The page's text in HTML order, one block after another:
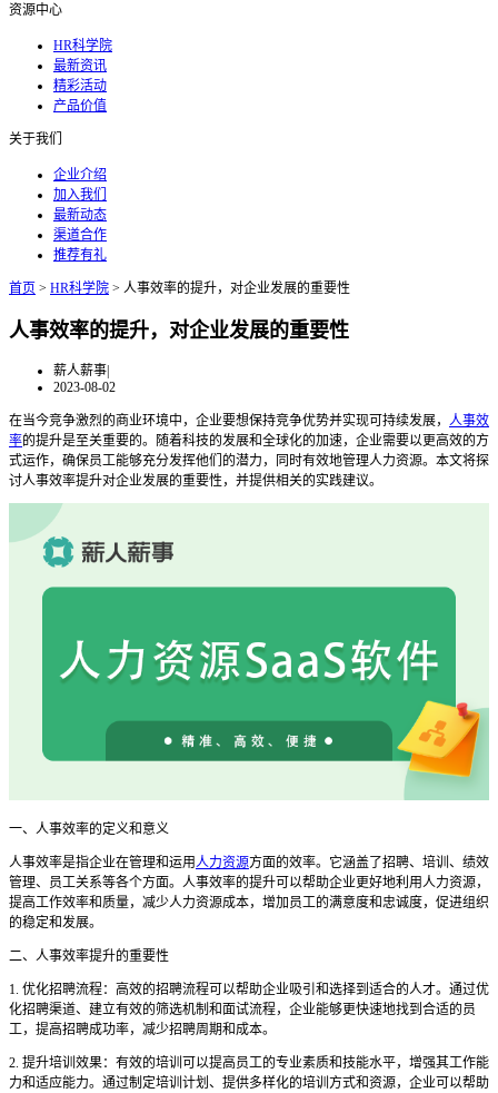
资源中心
HR科学院
最新资讯
精彩活动
产品价值
关于我们
企业介绍
加入我们
最新动态
渠道合作
推荐有礼
首页 > HR科学院 > 人事效率的提升，对企业发展的重要性
人事效率的提升，对企业发展的重要性
薪人薪事|
2023-08-02
在当今竞争激烈的商业环境中，企业要想保持竞争优势并实现可持续发展， 人事效
率的提升是至关重要的。随着科技的发展和全球化的加速，企业需要以更高效的方
式运作，确保员工能够充分发挥他们的潜力，同时有效地管理人力资源。本文将探
讨人事效率提升对企业发展的重要性，并提供相关的实践建议。
一、人事效率的定义和意义
人事效率是指企业在管理和运用人力资源方面的效率。它涵盖了招聘、培训、绩效
管理、员工关系等各个方面。人事效率的提升可以帮助企业更好地利用人力资源，
提高工作效率和质量，减少人力资源成本，增加员工的满意度和忠诚度，促进组织
的稳定和发展。
二、人事效率提升的重要性
1. 优化招聘流程：高效的招聘流程可以帮助企业吸引和选择到适合的人才。通过优
化招聘渠道、建立有效的筛选机制和面试流程，企业能够更快速地找到合适的员
工，提高招聘成功率，减少招聘周期和成本。
2. 提升培训效果：有效的培训可以提高员工的专业素质和技能水平，增强其工作能
力和适应能力。通过制定培训计划、提供多样化的培训方式和资源，企业可以帮助